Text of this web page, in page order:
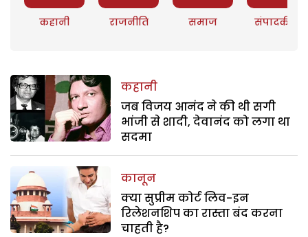
कहानी राजनीति समाज संपादकीय
कहानी
जब विजय आनंद ने की थी सगी
भांजी से शादी, देवानंद को लगा था
सदमा
कानून
क्या सुप्रीम कोर्ट लिव-इन
रिलेशनशिप का रास्ता बंद करना
चाहती है?